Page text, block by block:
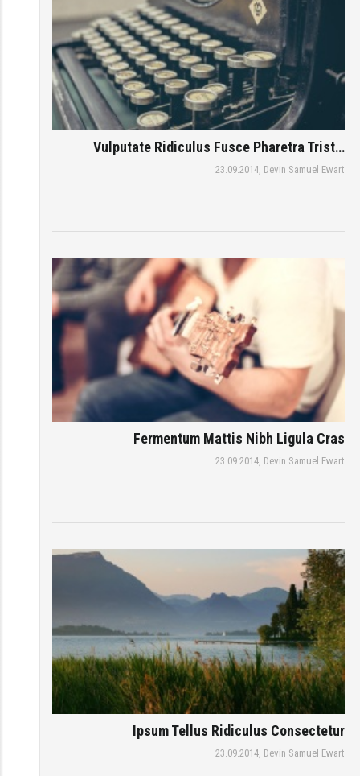
Vulputate Ridiculus Fusce Pharetra Trist…
23.09.2014, Devin Samuel Ewart
Fermentum Mattis Nibh Ligula Cras
23.09.2014, Devin Samuel Ewart
Ipsum Tellus Ridiculus Consectetur
23.09.2014, Devin Samuel Ewart